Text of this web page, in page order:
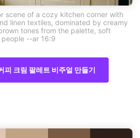
scene of a cozy kitchen corner with
linen textiles, dominated by creamy
tones from the palette, soft
--ar 16:9
피 크림 팔레트 비주얼 만들기